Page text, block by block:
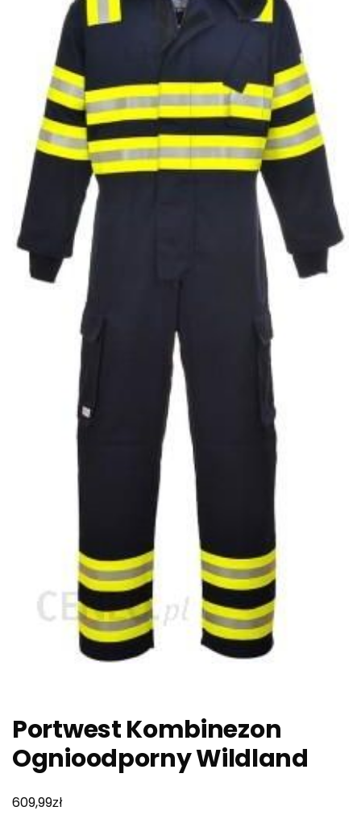
Portwest Kombinezon
Ognioodporny Wildland
609,99zł